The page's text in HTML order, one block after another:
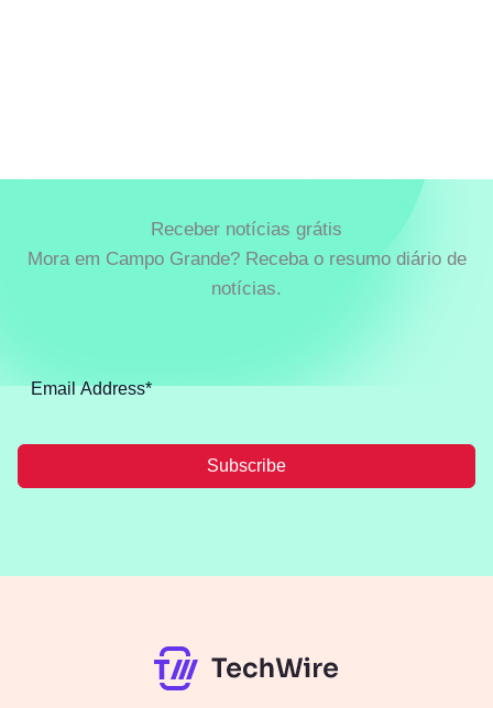
Receber notícias grátis
Mora em Campo Grande? Receba o resumo diário de
notícias.
Subscribe